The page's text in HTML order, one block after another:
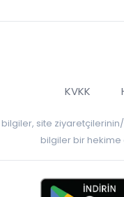
KVKK
site
bilgiler bir hekime